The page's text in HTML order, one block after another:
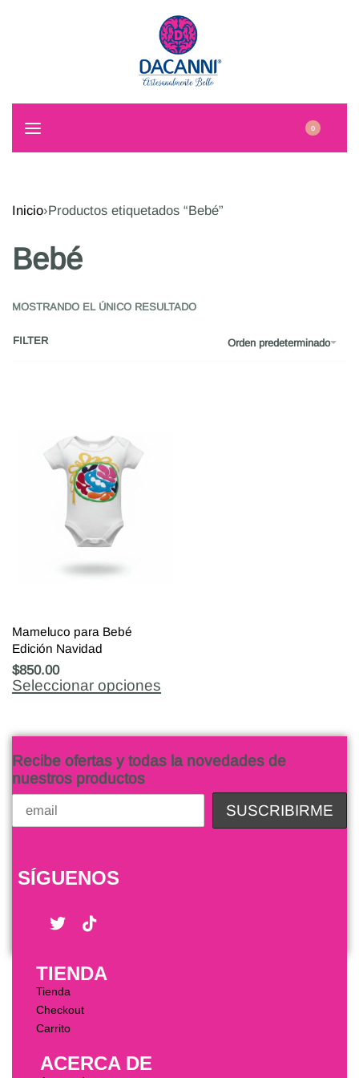
0
Inicio›Productos etiquetados “Bebé”
Bebé
MOSTRANDO EL ÚNICO RESULTADO
Orden predeterminado
FILTER
Mameluco para Bebé
Edición Navidad
$850.00
Seleccionar opciones
Recibe ofertas y todas la novedades de
nuestros productos
SÍGUENOS
TIENDA
Tienda
Checkout
Carrito
ACERCA DE